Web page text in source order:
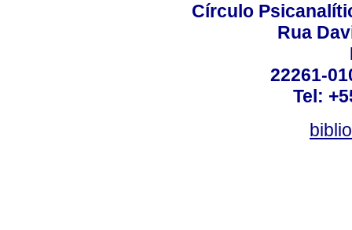
Círculo
Rua
22261-
Tel: